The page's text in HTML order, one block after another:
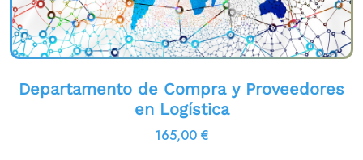
Departamento de Compra y Proveedores
en Logística
165,00 €